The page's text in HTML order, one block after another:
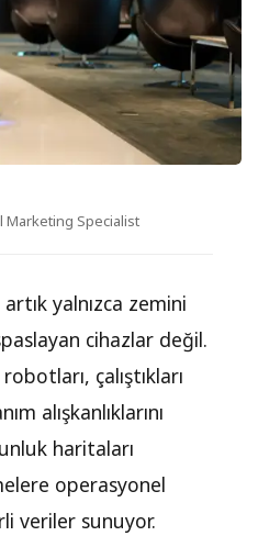
Marketing Specialist
yalnızca zemini
cihazlar değil.
çalıştıkları
alışkanlıklarını
haritaları
operasyonel
veriler sunuyor.